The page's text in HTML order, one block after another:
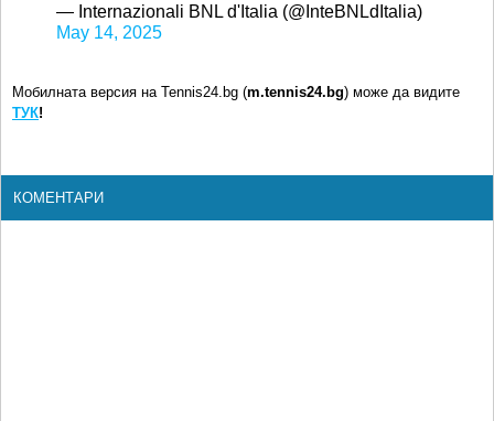
— Internazionali BNL d'Italia (@InteBNLdItalia)
May 14, 2025
Мобилната версия на Tennis24.bg (m.tennis24.bg) може да видите
ТУК!
КОМЕНТАРИ